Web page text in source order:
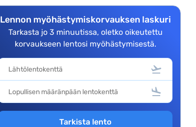
Lennon myöhästymiskorvauksen laskuri
Tarkasta jo 3 minuutissa, oletko oikeutettu
korvaukseen lentosi myöhästymisestä.
Tarkista lento